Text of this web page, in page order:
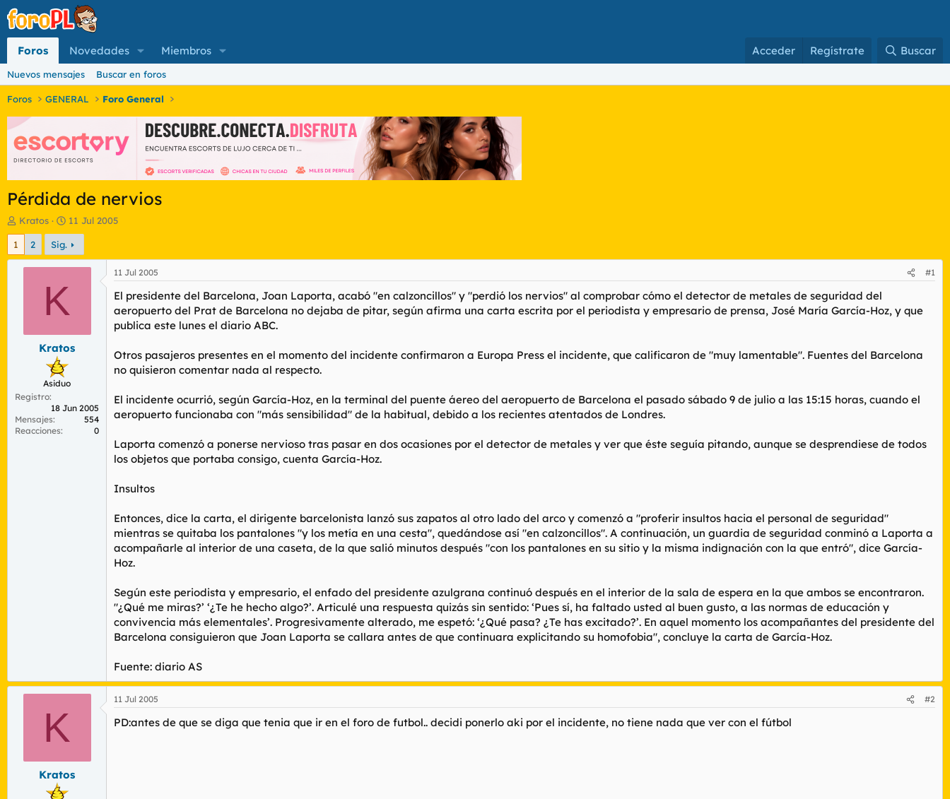
Foros Novedades Miembros Acceder Regístrate Buscar
Nuevos mensajes Buscar en foros
Foros GENERAL Foro General
Pérdida de nervios
I
n
c
d
m
Kratos
F
e
c
h
a
i
c
11 Jul 2005
1 2 Sig.
K
Kratos
Asiduo
Registro
18 Jun 2005
Mensajes
554
Reacciones
0
11 Jul 2005 #1
El presidente del Barcelona, Joan Laporta, acabó "en calzoncillos" y "perdió los nervios" al comprobar cómo el detector de metales de seguridad del
aeropuerto del Prat de Barcelona no dejaba de pitar, según afirma una carta escrita por el periodista y empresario de prensa, José María García-Hoz, y que
publica este lunes el diario ABC.
Otros pasajeros presentes en el momento del incidente confirmaron a Europa Press el incidente, que calificaron de "muy lamentable". Fuentes del Barcelona
no quisieron comentar nada al respecto.
El incidente ocurrió, según García-Hoz, en la terminal del puente áereo del aeropuerto de Barcelona el pasado sábado 9 de julio a las 15:15 horas, cuando el
aeropuerto funcionaba con "más sensibilidad" de la habitual, debido a los recientes atentados de Londres.
Laporta comenzó a ponerse nervioso tras pasar en dos ocasiones por el detector de metales y ver que éste seguía pitando, aunque se desprendiese de todos
los objetos que portaba consigo, cuenta García-Hoz.
Insultos
Entonces, dice la carta, el dirigente barcelonista lanzó sus zapatos al otro lado del arco y comenzó a "proferir insultos hacia el personal de seguridad"
mientras se quitaba los pantalones "y los metía en una cesta", quedándose así "en calzoncillos". A continuación, un guardia de seguridad conminó a Laporta a
acompañarle al interior de una caseta, de la que salió minutos después "con los pantalones en su sitio y la misma indignación con la que entró", dice García-
Hoz.
Según este periodista y empresario, el enfado del presidente azulgrana continuó después en el interior de la sala de espera en la que ambos se encontraron.
"¿Qué me miras?’ ‘¿Te he hecho algo?’. Articulé una respuesta quizás sin sentido: ‘Pues sí, ha faltado usted al buen gusto, a las normas de educación y
convivencia más elementales’. Progresivamente alterado, me espetó: ‘¿Qué pasa? ¿Te has excitado?’. En aquel momento los acompañantes del presidente del
Barcelona consiguieron que Joan Laporta se callara antes de que continuara explicitando su homofobia", concluye la carta de García-Hoz.
Fuente: diario AS
K
Kratos
11 Jul 2005 #2
PD:antes de que se diga que tenia que ir en el foro de futbol.. decidi ponerlo aki por el incidente, no tiene nada que ver con el fútbol